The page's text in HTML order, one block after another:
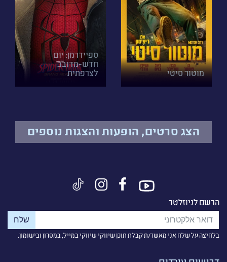
מוטור סיטי
ספיידרמן: יום
חדש-מדובב
לצרפתית
הצג סרטים, הופעות והצגות נוספים
הרשם לניוזלטר
בלחיצה על שלח אני מאשר/ת קבלת תוכן שיווקי שיווקי במייל, במסרון ובישומון.